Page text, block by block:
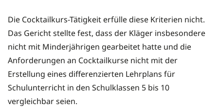
Die Cocktailkurs-Tätigkeit erfülle diese Kriterien nicht.
Das Gericht stellte fest, dass der Kläger insbesondere
nicht mit Minderjährigen gearbeitet hatte und die
Anforderungen an Cocktailkurse nicht mit der
Erstellung eines differenzierten Lehrplans für
Schulunterricht in den Schulklassen 5 bis 10
vergleichbar seien.